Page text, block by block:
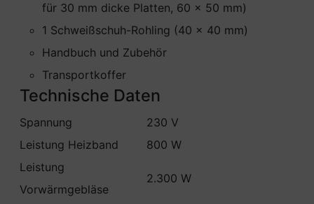
für 30 mm dicke Platten, 60 x 50 mm)
1 Schweißschuh-Rohling (40 x 40 mm)
Handbuch und Zubehör
Transportkoffer
Technische Daten
Spannung
230 V
Leistung Heizband
800 W
Leistung
Vorwärmgebläse
2.300 W